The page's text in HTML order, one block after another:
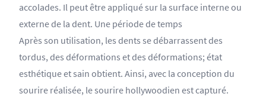
accolades. Il peut être appliqué sur la surface interne ou
externe de la dent. Une période de temps
Après son utilisation, les dents se débarrassent des
tordus, des déformations et des déformations; état
esthétique et sain obtient. Ainsi, avec la conception du
sourire réalisée, le sourire hollywoodien est capturé.